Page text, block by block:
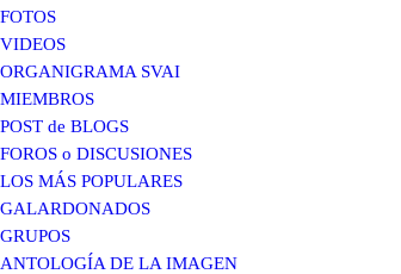
FOTOS
VIDEOS
ORGANIGRAMA SVAI
MIEMBROS
POST de BLOGS
FOROS o DISCUSIONES
LOS MÁS POPULARES
GALARDONADOS
GRUPOS
ANTOLOGÍA DE LA IMAGEN